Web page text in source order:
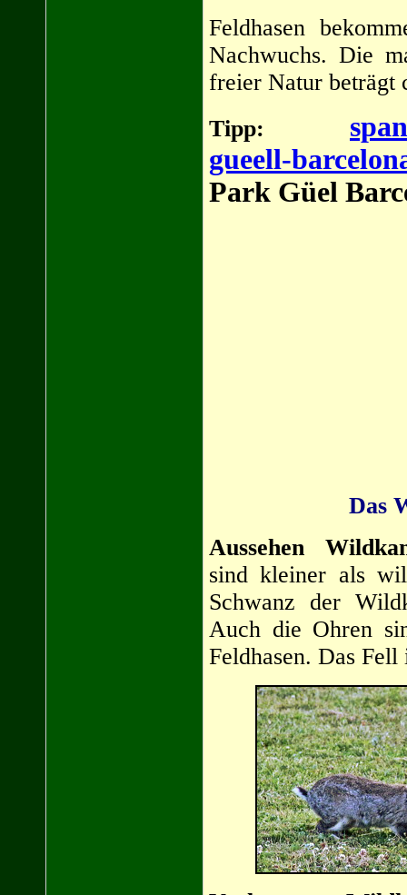
Feldhasen
Nachwuchs. Die
freier Natur beträgt
Tipp:
gueell-
Park Güel
Das
Aussehen
sind kleiner als
Schwanz der
Auch die Ohren
Feldhasen. Das